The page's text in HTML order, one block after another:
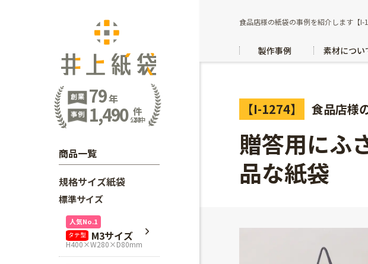
食品店様の紙袋の事例を紹介します【I-
製作事例 素材につい
【I-1274】 食品店様
贈答用にふ
品な紙袋
創業 79年
事例 1,490 件
公開中
商品一覧
規格サイズ紙袋
標準サイズ
人気No.1
タテ型 M3サイズ
H400×W280×D80mm